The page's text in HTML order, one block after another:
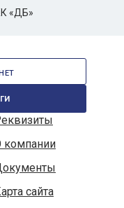
«ДБ»
компании
сайта